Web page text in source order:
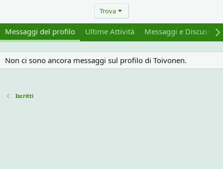
Trova
Messaggi del profilo Ultime Attività Messaggi e
Non ci sono ancora messaggi sul profilo di Toivonen.
Iscritti